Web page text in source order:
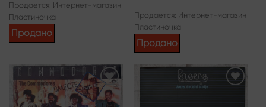
Продается: Интернет-магазин
Пластиночка
Продано
Продается: Интернет-магазин
Пластиночка
Продано
Add to
wishlist